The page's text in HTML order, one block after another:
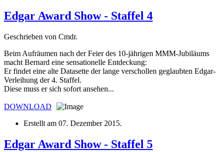
Edgar Award Show - Staffel 4
Geschrieben von Cmdr.
Beim Aufräumen nach der Feier des 10-jährigen MMM-Jubiläums
macht Bernard eine sensationelle Entdeckung:
Er findet eine alte Datasette der lange verschollen geglaubten Edgar-
Verleihung der 4. Staffel.
Diese muss er sich sofort ansehen...
DOWNLOAD
Erstellt am 07. Dezember 2015.
Edgar Award Show - Staffel 5